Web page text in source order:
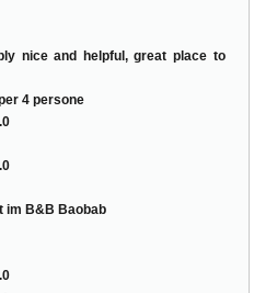
nice and helpful, great place to
4 persone
im B&B Baobab